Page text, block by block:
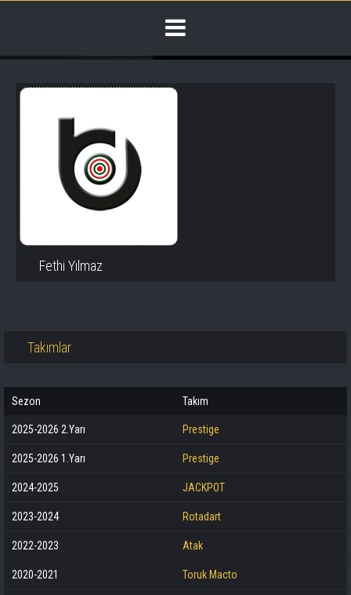
Fethi Yılmaz
Takımlar
Sezon Takım
2025-2026 2.Yarı Prestige
2025-2026 1.Yarı Prestige
2024-2025 JACKPOT
2023-2024 Rotadart
2022-2023 Atak
2020-2021 Toruk Macto